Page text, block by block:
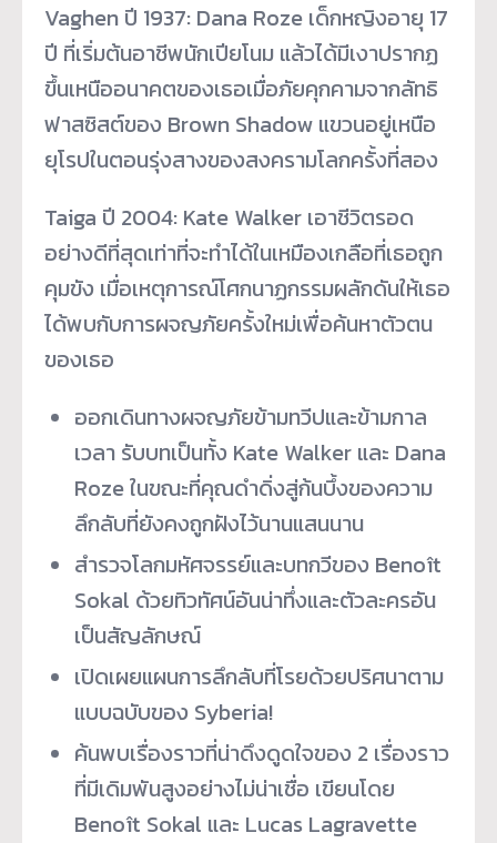
Vaghen ปี 1937: Dana Roze เด็กหญิงอายุ 17
ปี ที่เริ่มต้นอาชีพนักเปียโนม แล้วได้มีเงาปรากฏ
ขึ้นเหนืออนาคตของเธอเมื่อภัยคุกคามจากลัทธิ
ฟาสซิสต์ของ Brown Shadow แขวนอยู่เหนือ
ยุโรปในตอนรุ่งสางของสงครามโลกครั้งที่สอง
Taiga ปี 2004: Kate Walker เอาชีวิตรอด
อย่างดีที่สุดเท่าที่จะทำได้ในเหมืองเกลือที่เธอถูก
คุมขัง เมื่อเหตุการณ์โศกนาฏกรรมผลักดันให้เธอ
ได้พบกับการผจญภัยครั้งใหม่เพื่อค้นหาตัวตน
ของเธอ
ออกเดินทางผจญภัยข้ามทวีปและข้ามกาล
เวลา รับบทเป็นทั้ง Kate Walker และ Dana
Roze ในขณะที่คุณดำดิ่งสู่ก้นบึ้งของความ
ลึกลับที่ยังคงถูกฝังไว้นานแสนนาน
สำรวจโลกมหัศจรรย์และบทกวีของ Benoît
Sokal ด้วยทิวทัศน์อันน่าทึ่งและตัวละครอัน
เป็นสัญลักษณ์
เปิดเผยแผนการลึกลับที่โรยด้วยปริศนาตาม
แบบฉบับของ Syberia!
ค้นพบเรื่องราวที่น่าดึงดูดใจของ 2 เรื่องราว
ที่มีเดิมพันสูงอย่างไม่น่าเชื่อ เขียนโดย
Benoît Sokal และ Lucas Lagravette